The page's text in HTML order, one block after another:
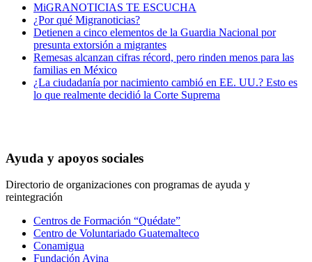
MiGRANOTICIAS TE ESCUCHA
¿Por qué Migranoticias?
Detienen a cinco elementos de la Guardia Nacional por
presunta extorsión a migrantes
Remesas alcanzan cifras récord, pero rinden menos para las
familias en México
¿La ciudadanía por nacimiento cambió en EE. UU.? Esto es
lo que realmente decidió la Corte Suprema
Ayuda y apoyos sociales
Directorio de organizaciones con programas de ayuda y
reintegración
Centros de Formación “Quédate”
Centro de Voluntariado Guatemalteco
Conamigua
Fundación Avina